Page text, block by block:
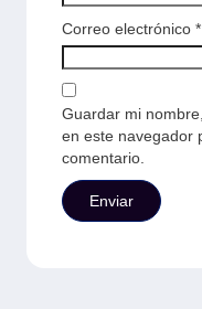
Correo electrónico *
Guardar mi
en este navegador
comentario.